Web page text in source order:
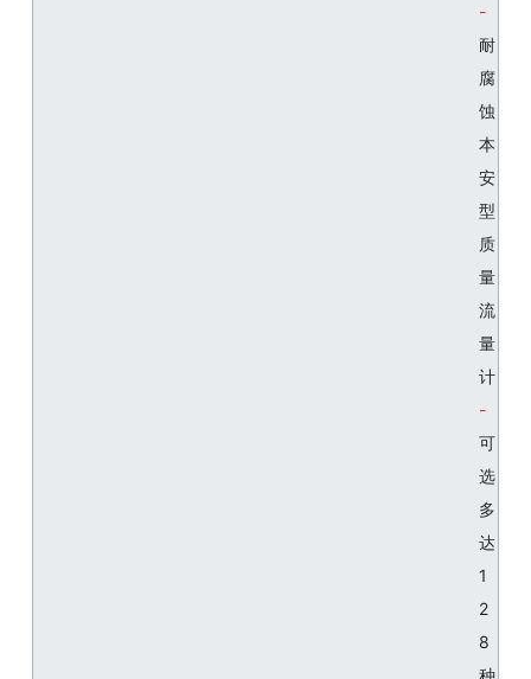
耐
腐
蚀
本
安
型
质
量
流
量
计
可
选
多
达
1
2
8
种